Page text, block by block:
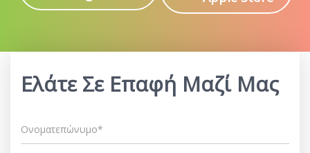
Ελάτε Σε Επαφή Μαζί Μας